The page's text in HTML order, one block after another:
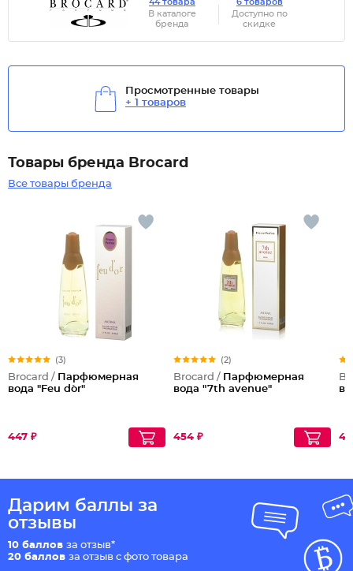
44 товара
В каталоге
бренда
6 товаров
Доступно по
скидке
Просмотренные товары
+ 1 товаров
Товары бренда Brocard
Все товары бренда
(3)
Brocard / Парфюмерная
вода "Feu d`or"
447 ₽
(2)
Brocard / Парфюмерная
вода "7th avenue"
454 ₽
Дарим баллы за
отзывы
10 баллов за отзыв*
20 баллов за отзыв с фото товара